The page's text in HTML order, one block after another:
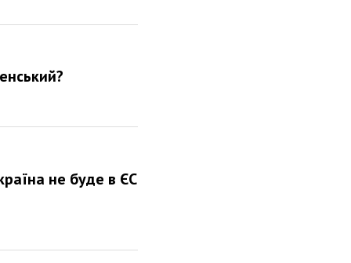
не буде в ЄС